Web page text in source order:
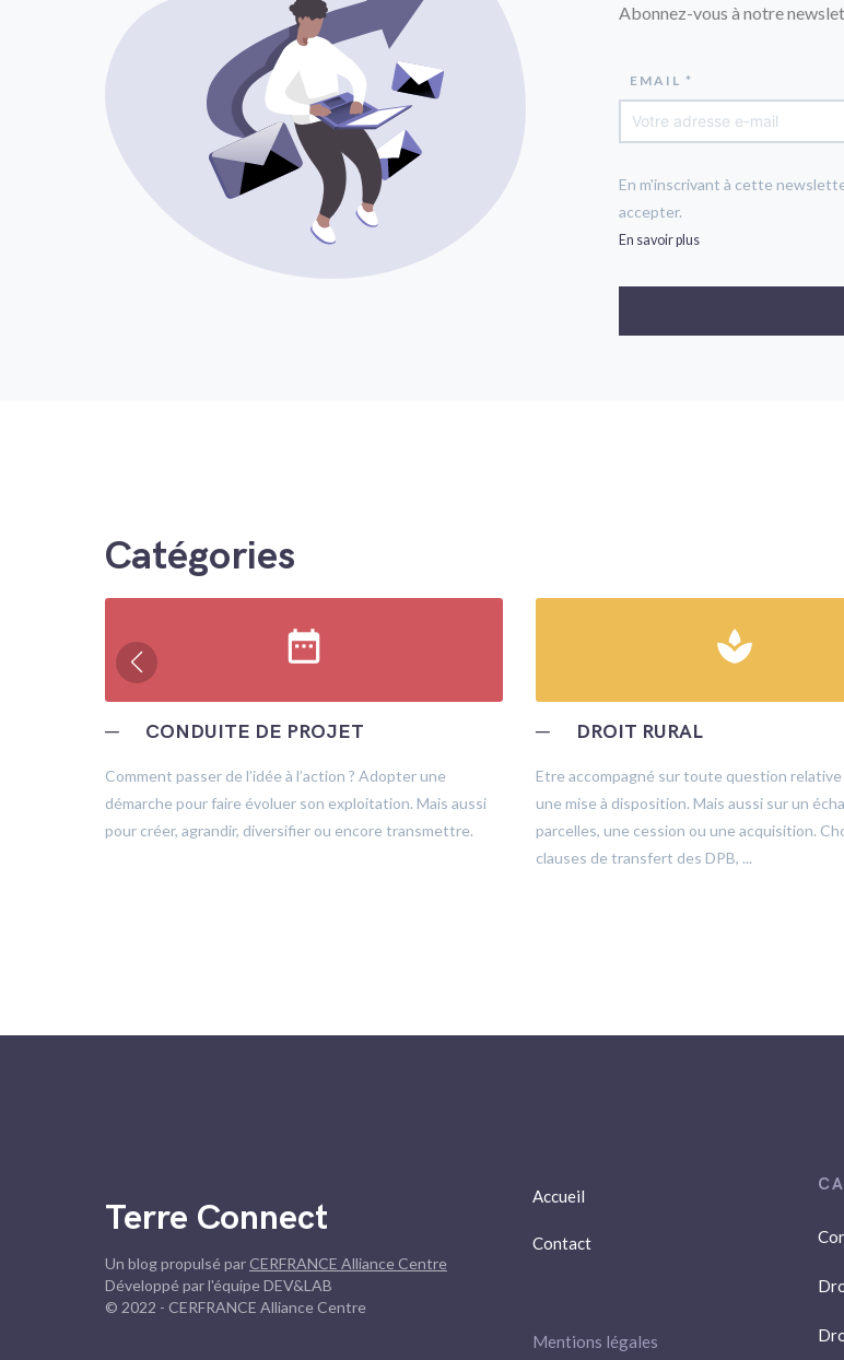
Abonnez-vous à notre
EMAIL *
En m'inscrivant à cette
accepter.
En savoir plus
Catégories
date_range
─ CONDUITE DE PROJET
Comment passer de l’idée à l’action ? Adopter une
démarche pour faire évoluer son exploitation. Mais aussi
pour créer, agrandir, diversifier ou encore transmettre.
spa
─ DROIT RURAL
Etre accompagné sur toute question relative
une mise à disposition. Mais aussi sur un
parcelles, une cession ou une acquisition.
clauses de transfert des DPB, ...
Terre Connect
Un blog propulsé par CERFRANCE Alliance Centre
Développé par l'équipe DEV&LAB
© 2022 - CERFRANCE Alliance Centre
Accueil
Contact
Mentions légales